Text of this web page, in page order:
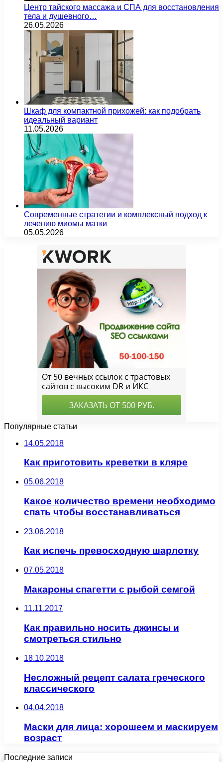
Центр тайского массажа и СПА для восстановления
тела и душевного…
26.05.2026
Шкаф для компактной прихожей: как подобрать
идеальный вариант
11.05.2026
Современные стратегии и комплексный подход к
лечению миомы матки
05.05.2026
Популярные статьи
14.05.2018
Как приготовить креветки в кляре
05.06.2018
Какое количество времени необходимо
спать чтобы восстанавливаться
23.06.2018
Как испечь превосходную шарлотку
07.05.2018
Макароны спагетти с рыбой семгой
11.11.2017
Как правильно носить джинсы и
смотреться стильно
18.10.2018
Несложный рецепт салата греческого
классического
04.04.2018
Маски для лица: хорошеем и маскируем
возраст
Последние записи